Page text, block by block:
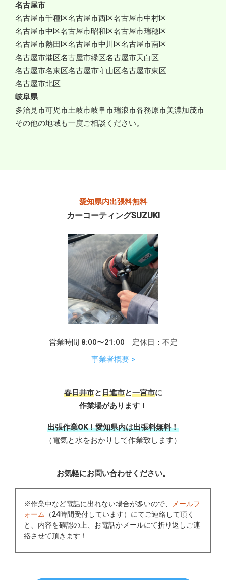
名古屋市
名古屋市千種区名古屋市西区名古屋市中村区
名古屋市中区名古屋市昭和区名古屋市瑞穂区
名古屋市熱田区名古屋市中川区名古屋市南区
名古屋市港区名古屋市緑区名古屋市天白区
名古屋市名東区名古屋市守山区名古屋市東区
名古屋市北区
岐阜県
多治見市可児市土岐市岐阜市瑞浪市各務原市美濃加茂市
その他の地域も一度ご相談ください。
愛知県内出張料無料
カーコーティングSUZUKI
営業時間 8:00〜21:00 定休日：不定
事業者概要 >
春日井市と日進市と一宮市に
作業場があります！
出張作業OK！愛知県内は出張料無料！
（電気と水をおかりして作業致します）
お気軽にお問い合わせください。
※作業中など電話に出れない場合が多いので、
メールフ
ォーム （24時間受付しています）にてご連絡して頂く
と、内容を確認の上、お電話かメールにて折り返しご連
絡させて頂きます！